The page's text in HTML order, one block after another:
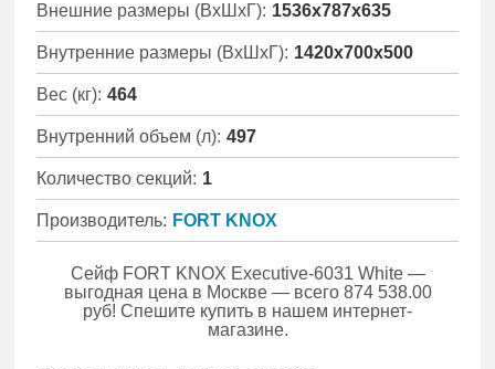
Внешние размеры (ВхШхГ): 1536x787x635
Внутренние размеры (ВхШхГ): 1420x700x500
Вес (кг): 464
Внутренний объем (л): 497
Количество секций: 1
Производитель: FORT KNOX
Сейф FORT KNOX Executive-6031 White —
выгодная цена в Москве — всего 874 538.00
руб! Спешите купить в нашем интернет-
магазине.